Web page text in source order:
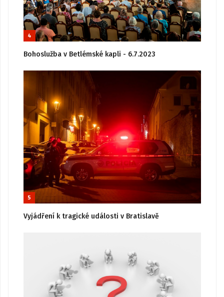
4
Bohoslužba v Betlémské kapli - 6.7.2023
5
Vyjádření k tragické události v Bratislavě